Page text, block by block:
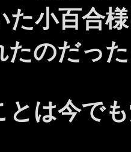
た小百合
たのだっ
は今で